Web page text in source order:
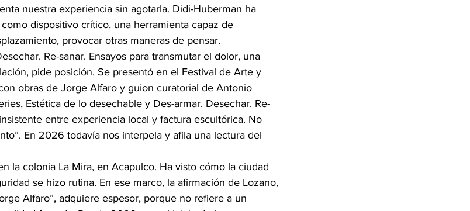
nuestra experiencia sin agotarla. Didi-Huberman ha
dispositivo crítico, una herramienta capaz de
provocar otras maneras de pensar.
Re-sanar. Ensayos para transmutar el dolor, una
pide posición. Se presentó en el Festival de Arte y
obras de Jorge Alfaro y guion curatorial de Antonio
Estética de lo desechable y Des-armar. Desechar. Re-
entre experiencia local y factura escultórica. No
En 2026 todavía nos interpela y afila una lectura del
la colonia La Mira, en Acapulco. Ha visto cómo la ciudad
se hizo rutina. En ese marco, la afirmación de Lozano,
Alfaro”, adquiere espesor, porque no refiere a un